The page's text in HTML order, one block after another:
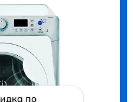
по